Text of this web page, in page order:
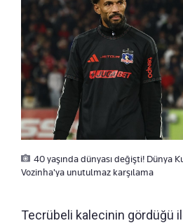
40 yaşında dünyası değişti! Dünya
Vozinha'ya unutulmaz karşılama
Tecrübeli kalecinin gördüğü